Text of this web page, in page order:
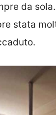
da
stata